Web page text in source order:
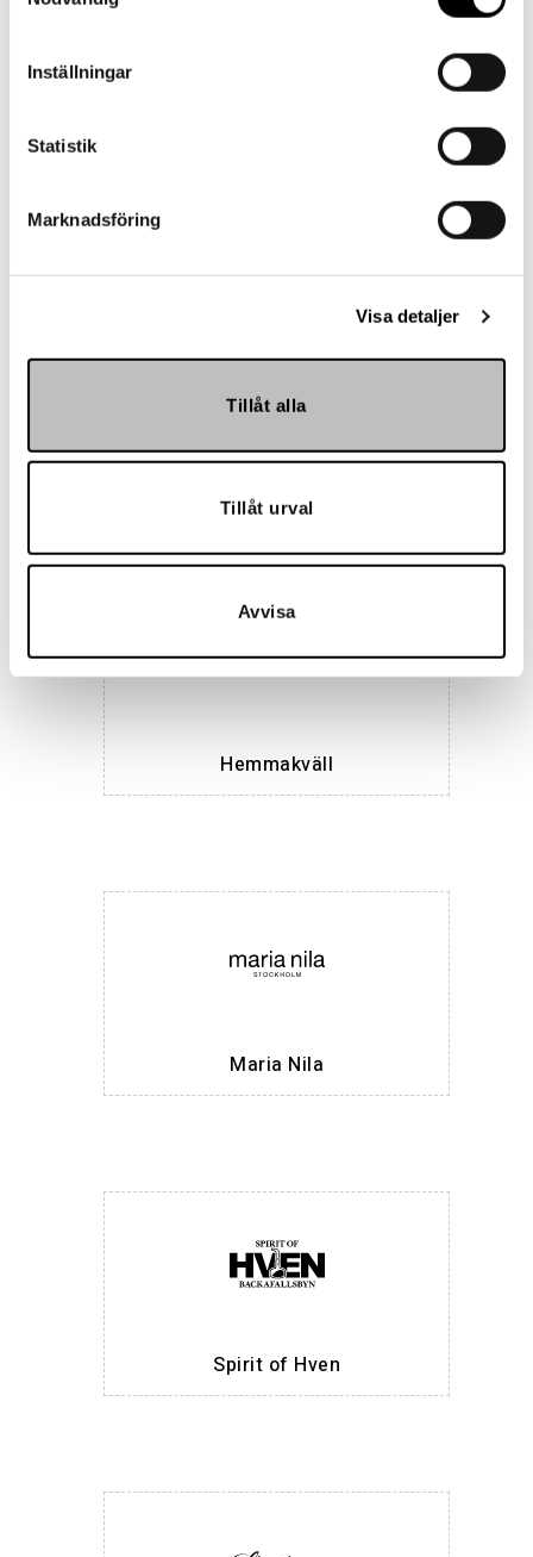
Inställningar
Statistik
Marknadsföring
Visa detaljer
Tillåt alla
Tillåt urval
Avvisa
Vår kundtjänst är tillgänglig Mån – Fre: 07:30 –
Referenser
Landskrona BoIS
Hemmakväll
Maria Nila
Spirit of Hven